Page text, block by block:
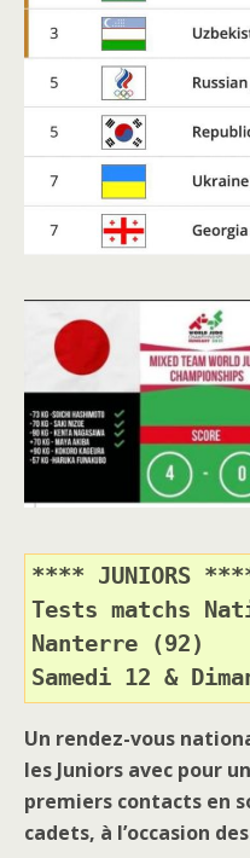
**** JUNIORS
Tests matchs
Nanterre (92)
Samedi 12 &
Un rendez-vous
les Juniors avec pour
premiers contacts en
cadets, à l’occasion